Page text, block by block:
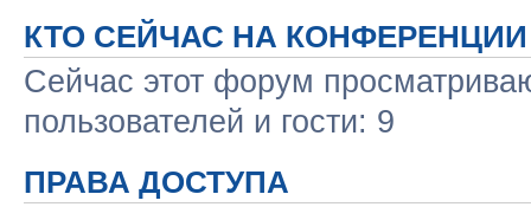
КТО СЕЙЧАС НА КОНФЕРЕНЦИИ
Сейчас этот форум
пользователей и гости: 9
ПРАВА ДОСТУПА